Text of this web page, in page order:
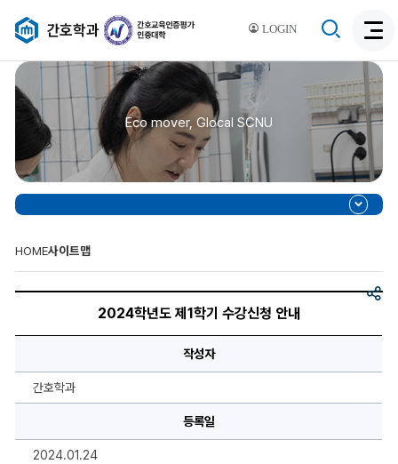
LOGIN
간호학과
색
활
성
화
색
비
활
성
화
Eco mover, Glocal SCNU
HOME사이트맵
공
도
학
2024학년도 제1학기 수강신청 안내
작성자
간호학과
등록일
2024.01.24